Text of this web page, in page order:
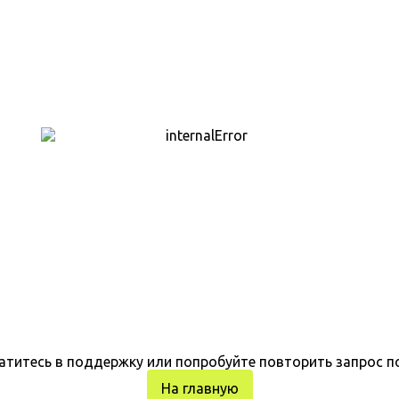
в поддержку или попробуйте повторить запрос
На главную